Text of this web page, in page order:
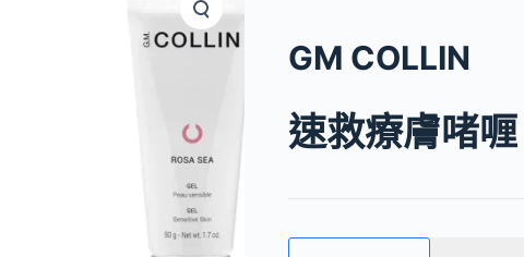
GM COLLIN
速救療膚啫喱